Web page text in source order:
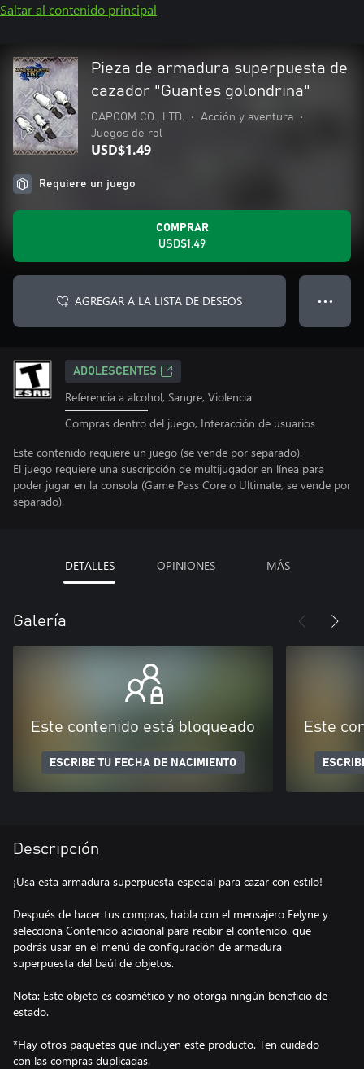
Saltar al contenido principal
Pieza de armadura superpuesta de
cazador "Guantes golondrina"
CAPCOM CO., LTD. • Acción y aventura
•
Juegos de rol
USD$1.49
Requiere un juego
COMPRAR
USD$1.49
AGREGAR A LA LISTA DE DESEOS ● ● ●
ADOLESCENTES
Referencia a alcohol, Sangre, Violencia
Compras dentro del juego, Interacción de usuarios
Este contenido requiere un juego (se vende por separado).
El juego requiere una suscripción de multijugador en línea para
poder jugar en la consola (Game Pass Core o Ultimate, se vende por
separado).
DETALLES OPINIONES MÁS
Galería
Este contenido está bloqueado
ESCRIBE TU FECHA DE NACIMIENTO
Este
Descripción
¡Usa esta armadura superpuesta especial para cazar con estilo!
Después de hacer tus compras, habla con el mensajero Felyne y
selecciona Contenido adicional para recibir el contenido, que
podrás usar en el menú de configuración de armadura
superpuesta del baúl de objetos.
Nota: Este objeto es cosmético y no otorga ningún beneficio de
estado.
*Hay otros paquetes que incluyen este producto. Ten cuidado
con las compras duplicadas.